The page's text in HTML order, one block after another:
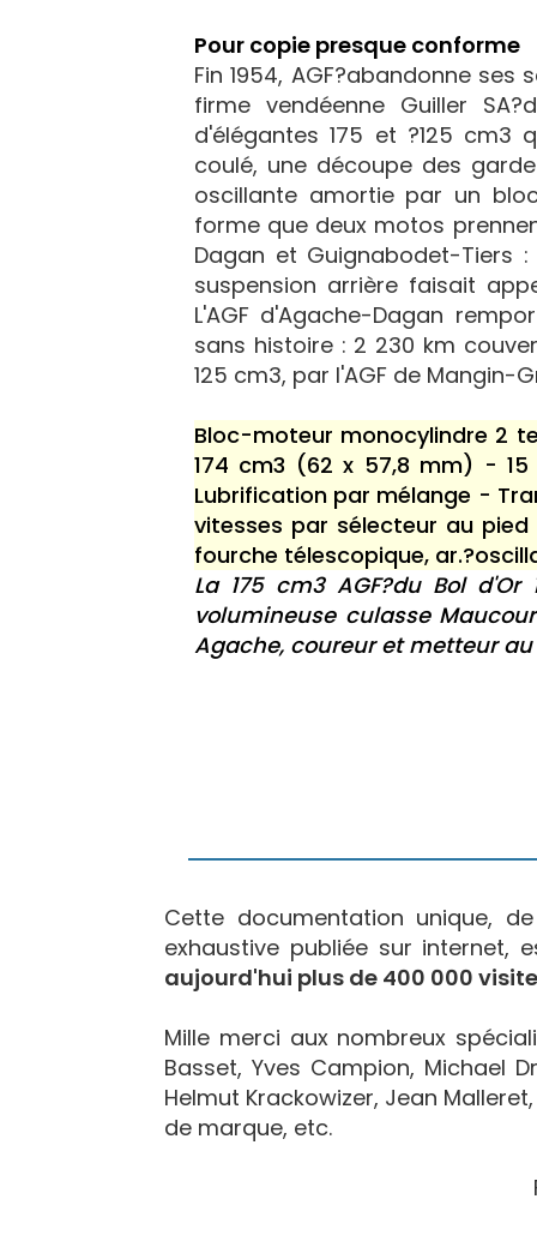
Pour copie presque conforme
Fin 1954, AGF?abandonne
firme vendéenne Guiller
d'élégantes 175 et ?125 cm3
coulé, une découpe des
oscillante amortie par un
forme que deux motos
Dagan et Guignabodet-Tiers
suspension arrière faisait
L'AGF d'Agache-Dagan
sans histoire : 2 230 km
125 cm3, par l'AGF de Mangin-
Bloc-moteur monocylindre 2
174 cm3 (62 x 57,8 mm) -
Lubrification par mélange -
vitesses par sélecteur au
fourche télescopique,
La 175 cm3 AGF?du Bol
volumineuse culasse
Agache, coureur et metteur
Cette documentation unique,
exhaustive publiée sur internet,
aujourd'hui plus de 400 000
Mille merci aux nombreux
Basset, Yves Campion, Michael
Helmut Krackowizer, Jean
de marque, etc.